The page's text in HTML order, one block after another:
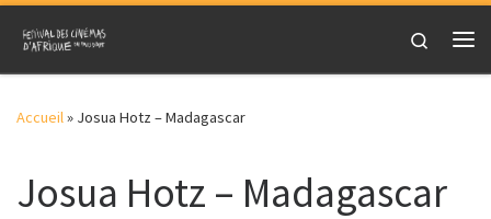
Skip to content
Search
Accueil» Josua Hotz – Madagascar
Josua Hotz – Madagascar